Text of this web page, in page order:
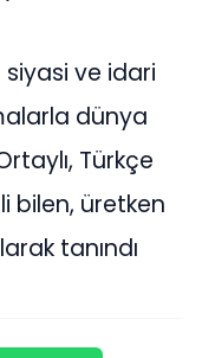
ve idari
dünya
Türkçe
bilen, üretken
tanındı